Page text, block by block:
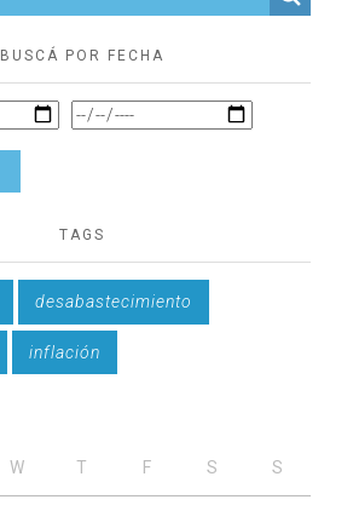
BUSCÁ POR FECHA
TAGS
desabastecimiento
inflación
W T F S S